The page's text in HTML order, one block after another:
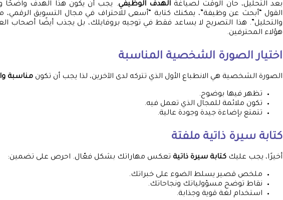
بعد التحليل، حان الوقت لصياغةالهدف الوظيفي. يجب أن يكون هذا الهدف واضحًا
القول “أبحث عن وظيفة”، يمكنك كتابة “أسعى للاحتراف في مجال التسويق الرقمي، مع
والتحليل”. هذا التصريح لا يساعد فقط في توجيه بروفايلك، بل يجذب أيضًا أصحاب
هؤلاء المحترفين.
اختيار الصورة الشخصية المناسبة
الصورة الشخصية هي الانطباع الأول الذي تتركه لدى الآخرين، لذا يجب أن تكون مناسبة
تظهر فيها بوضوح.
تكون ملائمة للمجال الذي تعمل فيه.
تتمتع بإضاءة جيدة وجودة عالية.
كتابة سيرة ذاتية ملفتة
أخيرًا، يجب عليك كتابة سيرة ذاتية تعكس مهاراتك بشكل فعّال. احرص على تضمين:
ملخص قصير يسلط الضوء على خبراتك.
نقاط توضح مسؤولياتك ونجاحاتك.
استخدام لغة قوية وجذابة.